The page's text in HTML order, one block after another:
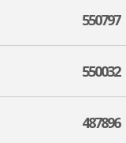
550797
550032
487896